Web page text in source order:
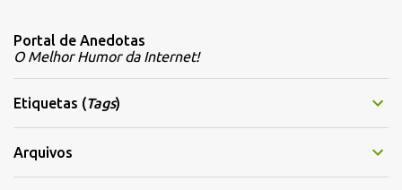
e
n
t
á
r
i
Portal de Anedotas
O Melhor Humor da Internet!
Etiquetas (Tags)
Arquivos